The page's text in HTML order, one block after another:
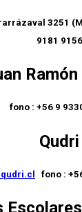
3251
9181 9156
fono : +56 9
Qudri
fono :
Escolares